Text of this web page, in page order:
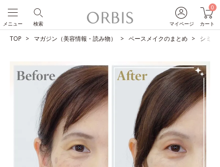
マイページ
0
カート
検索
メニュー
TOP マガジン（美容情報・読み物） ベースメイクのまとめ シミを